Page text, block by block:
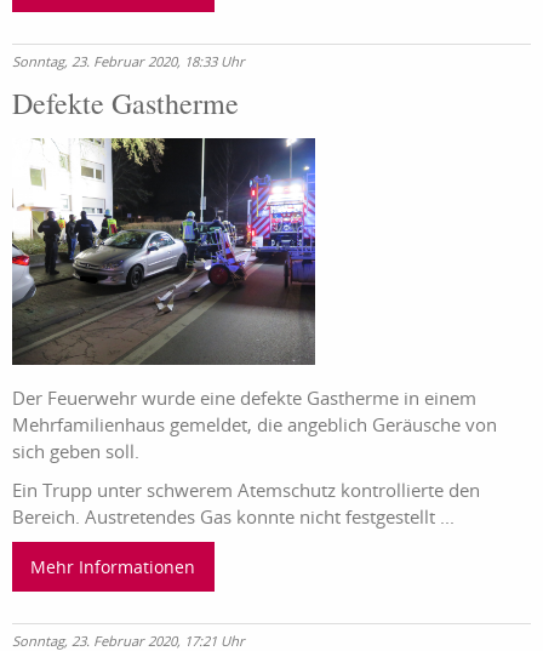
Sonntag, 23. Februar 2020, 18:33 Uhr
Defekte Gastherme
Der Feuerwehr wurde eine defekte Gastherme in einem
Mehrfamilienhaus gemeldet, die angeblich Geräusche von
sich geben soll.
Ein Trupp unter schwerem Atemschutz kontrollierte den
Bereich. Austretendes Gas konnte nicht festgestellt ...
Mehr Informationen
Sonntag, 23. Februar 2020, 17:21 Uhr